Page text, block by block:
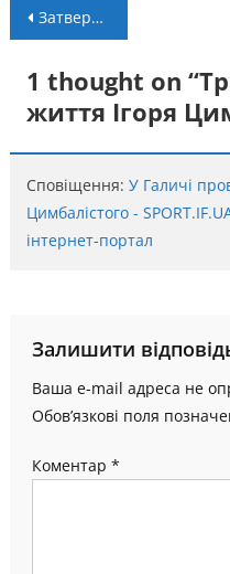
Навігація
Затверджено остаточний склад учасників Першої ліги сезону 2021/22
1 thought on “
життя Ігоря
Сповіщення: У Галичі
Цимбалістого -
інтернет-портал
Залишити
Ваша e-mail адреса не
Обов’язкові поля
Коментар *